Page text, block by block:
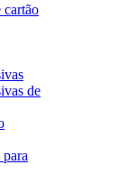
cartão
de